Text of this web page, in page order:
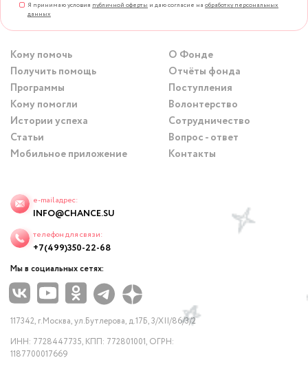
Я принимаю условия публичной оферты и даю согласие на обработку персональных
данных
Кому помочь
Получить помощь
Программы
Кому помогли
Истории успеха
Статьи
Мобильное приложение
О Фонде
Отчёты фонда
Поступления
Волонтерство
Сотрудничество
Вопрос - ответ
Контакты
e-mail адрес:
INFO@CHANCE.SU
телефон для связи:
+7(499)350-22-68
Мы в социальных сетях:
117342, г.Москва, ул.Бутлерова, д.17Б, 3/XII/86/3/2
ИНН: 7728447735, КПП: 772801001, ОГРН:
1187700017669